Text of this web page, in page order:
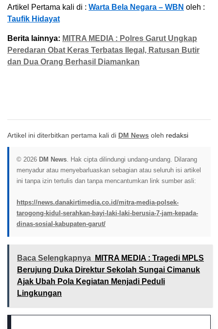
Artikel Pertama kali di : Warta Bela Negara – WBN oleh :
Taufik Hidayat
Berita lainnya: MITRA MEDIA : Polres Garut Ungkap
Peredaran Obat Keras Terbatas Ilegal, Ratusan Butir
dan Dua Orang Berhasil Diamankan
Artikel ini diterbitkan pertama kali di DM News oleh redaksi
© 2026 DM News. Hak cipta dilindungi undang-undang. Dilarang
menyadur atau menyebarluaskan sebagian atau seluruh isi artikel
ini tanpa izin tertulis dan tanpa mencantumkan link sumber asli:
https://news.danakirtimedia.co.id/mitra-media-polsek-
tarogong-kidul-serahkan-bayi-laki-laki-berusia-7-jam-kepada-
dinas-sosial-kabupaten-garut/
Baca Selengkapnya
MITRA MEDIA : Tragedi MPLS
Berujung Duka Direktur Sekolah Sungai Cimanuk
Ajak Ubah Pola Kegiatan Menjadi Peduli
Lingkungan